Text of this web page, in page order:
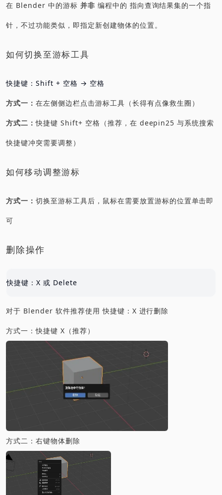
在 Blender 中的游标 并非 编程中的 指向查询结果集的一个指
针，不过功能类似，即指定新创建物体的位置。
如何切换至游标工具
快捷键：Shift + 空格 → 空格
方式一： 在左侧侧边栏点击游标工具（长得有点像救生圈）
方式二：快捷键 Shift+ 空格（推荐，在 deepin25 与系统搜索
快捷键冲突需要调整）
如何移动调整游标
方式一： 切换至游标工具后，鼠标在需要放置游标的位置单击即
可
删除操作
快捷键：X 或 Delete
对于 Blender 软件推荐使用 快捷键：X 进行删除
方式一：快捷键 X（推荐）
方式二：右键物体删除